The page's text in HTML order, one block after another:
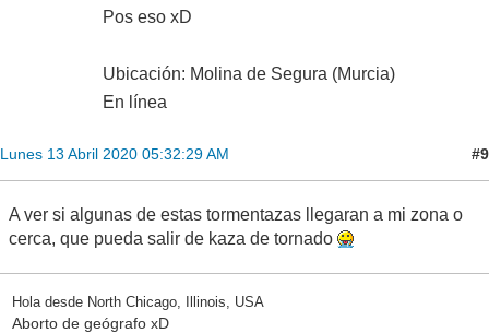
Pos eso xD
Ubicación: Molina de Segura (Murcia)
En línea
Lunes 13 Abril 2020 05:32:29 AM #9
A ver si algunas de estas tormentazas llegaran a mi zona o
cerca, que pueda salir de kaza de tornado
Hola desde North Chicago, Illinois, USA
Aborto de geógrafo xD